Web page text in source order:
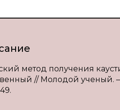
метод получения
// Молодой ученый.